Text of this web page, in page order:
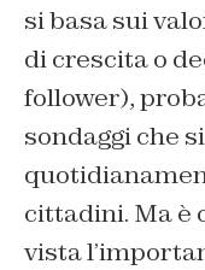
si basa sui
di crescita o
follower),
sondaggi che
cittadini. Ma è
vista